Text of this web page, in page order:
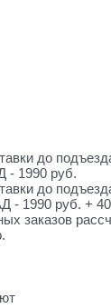
до
- 1990 руб.
до
- 1990 руб. +
заказов